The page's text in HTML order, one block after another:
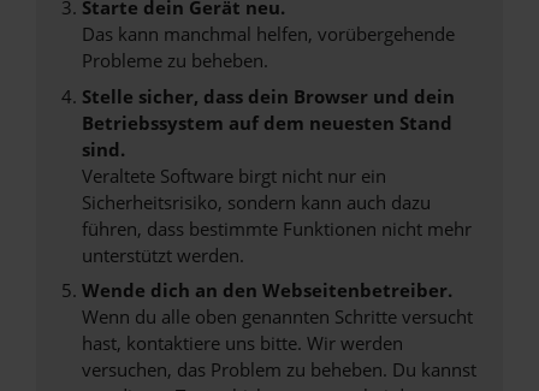
Starte dein Gerät neu.
Das kann manchmal helfen, vorübergehende
Probleme zu beheben.
Stelle sicher, dass dein Browser und dein
Betriebssystem auf dem neuesten Stand
sind.
Veraltete Software birgt nicht nur ein
Sicherheitsrisiko, sondern kann auch dazu
führen, dass bestimmte Funktionen nicht mehr
unterstützt werden.
Wende dich an den Webseitenbetreiber.
Wenn du alle oben genannten Schritte versucht
hast, kontaktiere uns bitte. Wir werden
versuchen, das Problem zu beheben. Du kannst